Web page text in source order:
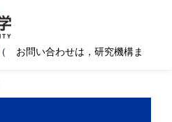
（ お問い合わせは，研究機構ま